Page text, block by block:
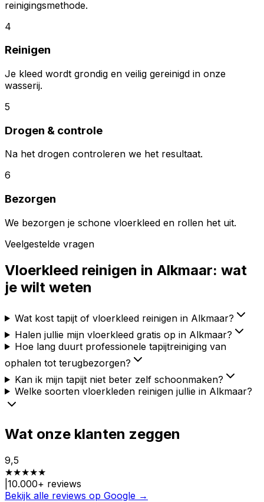
reinigingsmethode.
4
Reinigen
Je kleed wordt grondig en veilig gereinigd in onze
wasserij.
5
Drogen & controle
Na het drogen controleren we het resultaat.
6
Bezorgen
We bezorgen je schone vloerkleed en rollen het uit.
Veelgestelde vragen
Vloerkleed reinigen in Alkmaar: wat
je wilt weten
Wat kost tapijt of vloerkleed reinigen in Alkmaar?
Halen jullie mijn vloerkleed gratis op in Alkmaar?
Hoe lang duurt professionele tapijtreiniging van
ophalen tot terugbezorgen?
Kan ik mijn tapijt niet beter zelf schoonmaken?
Welke soorten vloerkleden reinigen jullie in Alkmaar?
Wat onze klanten zeggen
9,5
★★★★★
10.000+ reviews
Bekijk alle reviews op Google →